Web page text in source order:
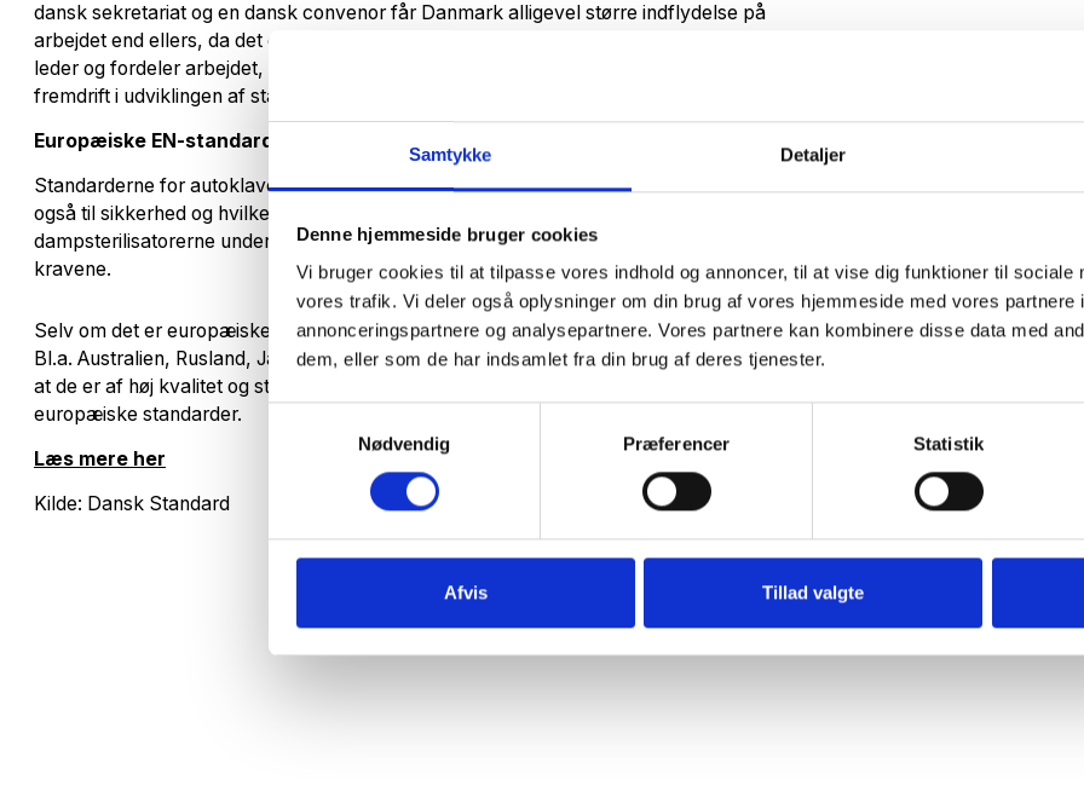
Samtykke Detaljer
Denne hjemmeside bruger cookies
Vi bruger cookies til at tilpasse vores indhold og annoncer, til at vise dig funktioner til sociale
vores trafik. Vi deler også oplysninger om din brug af vores hjemmeside med vores partnere
annonceringspartnere og analysepartnere. Vores partnere kan kombinere disse data med
dem, eller som de har indsamlet fra din brug af deres tjenester.
Nødvendig
Præferencer Statistik
Afvis Tillad valgte
dansk sekretariat og en dansk convenor får Danmark alligevel større indflydelse på
arbejdet end ellers, da det er sekretariatet og convenoren, som udvælger temaer,
leder og fordeler arbejdet, møderne og diskussionerne samt har ansvaret for at sikre
fremdrift i udviklingen af standarderne.
Europæiske EN-standarder har også betydning uden for Europa
Standarderne for autoklaver dækker ikke kun krav til konstruktion og ydelse, men
også til sikkerhed og hvilke prøvningsmetoder, som producenterne skal teste
dampsterilisatorerne under, samt hvordan der skal dokumenteres for at leve op til
kravene.
Selv om det er europæiske standarder, repræsenterer de også krav til autoklaver i mange lande udenfor Europa.
Bl.a. Australien, Rusland, Japan og Kina holder øje med EN-standarderne og adopterer reglerne, fordi de mener,
at de er af høj kvalitet og stiller derfor krav til, at autoklaver i de pågældende lande også skal leve op til de
europæiske standarder.
Læs mere her
Kilde: Dansk Standard